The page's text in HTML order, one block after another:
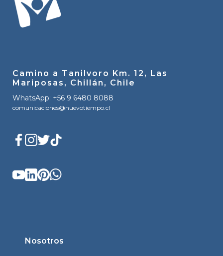
Camino a Tanilvoro Km. 12, Las
Mariposas, Chillán, Chile
WhatsApp: +56 9 6480 8088
comunicaciones@nuevotiempo.cl
Nosotros